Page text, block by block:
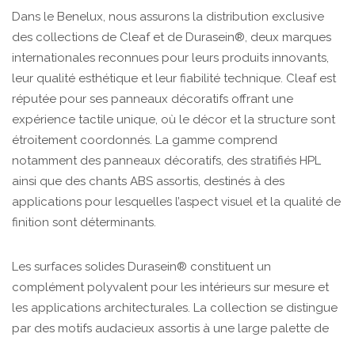
Dans le Benelux, nous assurons la distribution exclusive
des collections de Cleaf et de Durasein®, deux marques
internationales reconnues pour leurs produits innovants,
leur qualité esthétique et leur fiabilité technique. Cleaf est
réputée pour ses panneaux décoratifs offrant une
expérience tactile unique, où le décor et la structure sont
étroitement coordonnés. La gamme comprend
notamment des panneaux décoratifs, des stratifiés HPL
ainsi que des chants ABS assortis, destinés à des
applications pour lesquelles l’aspect visuel et la qualité de
finition sont déterminants.
Les surfaces solides Durasein® constituent un
complément polyvalent pour les intérieurs sur mesure et
les applications architecturales. La collection se distingue
par des motifs audacieux assortis à une large palette de